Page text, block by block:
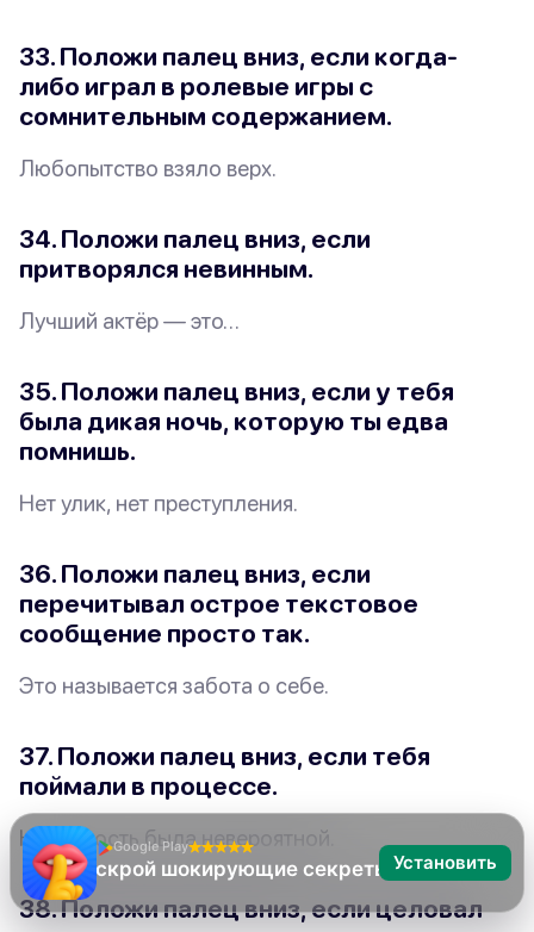
33. Положи палец вниз, если когда-
либо играл в ролевые игры с
сомнительным содержанием.
Любопытство взяло верх.
34. Положи палец вниз, если
притворялся невинным.
Лучший актёр — это…
35. Положи палец вниз, если у тебя
была дикая ночь, которую ты едва
помнишь.
Нет улик, нет преступления.
36. Положи палец вниз, если
перечитывал острое текстовое
сообщение просто так.
Это называется забота о себе.
37. Положи палец вниз, если тебя
поймали в процессе.
Неловкость была невероятной
38. Положи палец вниз, если целовал
Google Play
Я никогда не Установить